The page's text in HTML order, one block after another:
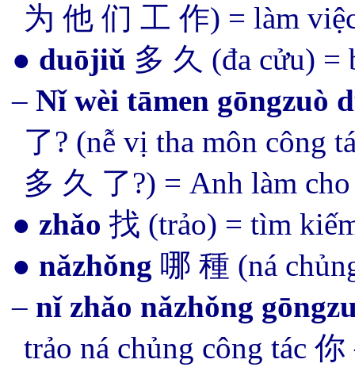
为 他 们 工 作) = làm
● duōjiǔ 多 久 (đa cửu) =
– Nǐ wèi tāmen gōngzuò
了? (nễ vị tha môn công
多 久 了?) = Anh làm
● zhǎo 找 (trảo) = tìm
● nǎzhǒng 哪 種 (ná
– nǐ zhǎo nǎzhǒng
trảo ná chủng công tác